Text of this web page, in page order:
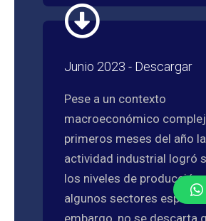
Junio 2023 - Descargar
Pese a un contexto
macroeconómico
primeros meses del año la
actividad industrial logró
los niveles de producción
algunos sectores